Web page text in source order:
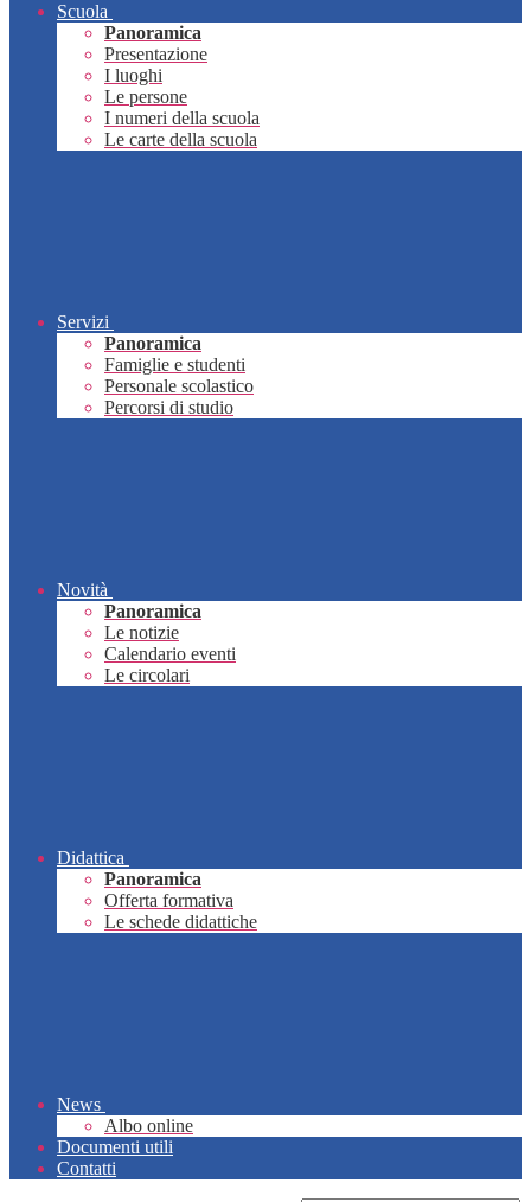
Scuola
Panoramica
Presentazione
I luoghi
Le persone
I numeri della scuola
Le carte della scuola
Servizi
Panoramica
Famiglie e studenti
Personale scolastico
Percorsi di studio
Novità
Panoramica
Le notizie
Calendario eventi
Le circolari
Didattica
Panoramica
Offerta formativa
Le schede didattiche
News
Albo online
Documenti utili
Contatti